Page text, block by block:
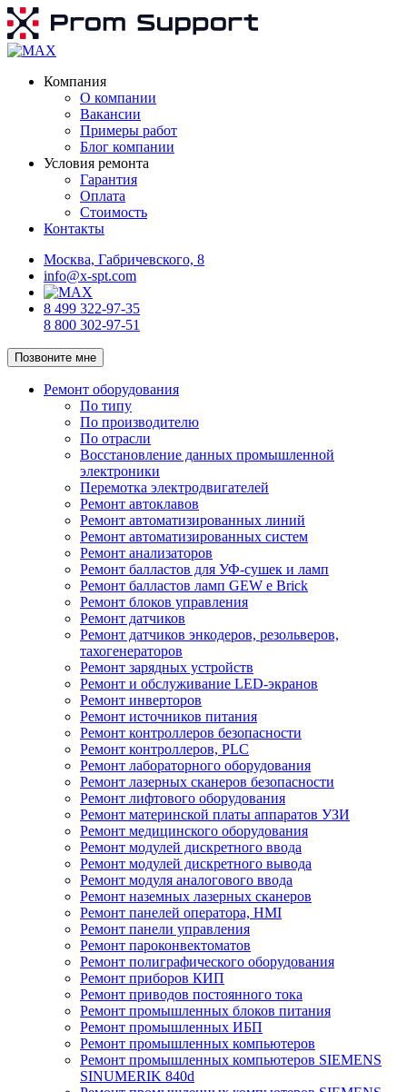
Компания
О компании
Вакансии
Примеры работ
Блог компании
Условия ремонта
Гарантия
Оплата
Стоимость
Контакты
Москва, Габричевского, 8
info@x-spt.com
8 499 322-97-35
8 800 302-97-51
Позвоните мне
Ремонт оборудования
По типу
По производителю
По отрасли
Восстановление данных промышленной
электроники
Перемотка электродвигателей
Ремонт автоклавов
Ремонт автоматизированных линий
Ремонт автоматизированных систем
Ремонт анализаторов
Ремонт балластов для УФ-сушек и ламп
Ремонт балластов ламп GEW e Brick
Ремонт блоков управления
Ремонт датчиков
Ремонт датчиков энкодеров, резольверов,
тахогенераторов
Ремонт зарядных устройств
Ремонт и обслуживание LED-экранов
Ремонт инверторов
Ремонт источников питания
Ремонт контроллеров безопасности
Ремонт контроллеров, PLC
Ремонт лабораторного оборудования
Ремонт лазерных сканеров безопасности
Ремонт лифтового оборудования
Ремонт материнской платы аппаратов УЗИ
Ремонт медицинского оборудования
Ремонт модулей дискретного ввода
Ремонт модулей дискретного вывода
Ремонт модуля аналогового ввода
Ремонт наземных лазерных сканеров
Ремонт панелей оператора, HMI
Ремонт панели управления
Ремонт пароконвектоматов
Ремонт полиграфического оборудования
Ремонт приборов КИП
Ремонт приводов постоянного тока
Ремонт промышленных блоков питания
Ремонт промышленных ИБП
Ремонт промышленных компьютеров
Ремонт промышленных компьютеров SIEMENS
SINUMERIK 840d